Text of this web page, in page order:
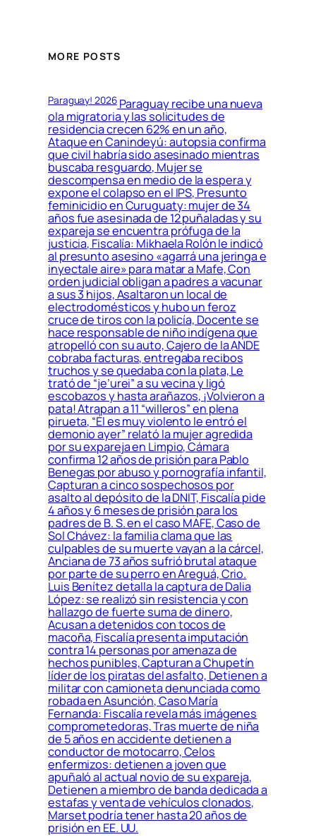
MORE POSTS
Paraguay! 2026Paraguay recibe una nueva
ola migratoria y las solicitudes de
residencia crecen 62% en un año,
Ataque en Canindeyú: autopsia confirma
que civil habría sido asesinado mientras
buscaba resguardo, Mujer se
descompensa en medio de la espera y
expone el colapso en el IPS, Presunto
feminicidio en Curuguaty: mujer de 34
años fue asesinada de 12 puñaladas y su
expareja se encuentra prófuga de la
justicia, Fiscalía: Mikhaela Rolón le indicó
al presunto asesino «agarrá una jeringa e
inyectale aire» para matar a Mafe, Con
orden judicial obligan a padres a vacunar
a sus 3 hijos, Asaltaron un local de
electrodomésticos y hubo un feroz
cruce de tiros con la policía, Docente se
hace responsable de niño indígena que
atropelló con su auto, Cajero de la ANDE
cobraba facturas, entregaba recibos
truchos y se quedaba con la plata, Le
trató de “je’urei” a su vecina y ligó
escobazos y hasta arañazos, ¡Volvieron a
pata! Atrapan a 11 “willeros” en plena
pirueta, “Él es muy violento le entró el
demonio ayer” relató la mujer agredida
por su expareja en Limpio, Cámara
confirma 12 años de prisión para Pablo
Benegas por abuso y pornografía infantil,
Capturan a cinco sospechosos por
asalto al depósito de la DNIT, Fiscalía pide
4 años y 6 meses de prisión para los
padres de B. S. en el caso MAFE, Caso de
Sol Chávez: la familia clama que las
culpables de su muerte vayan a la cárcel,
Anciana de 73 años sufrió brutal ataque
por parte de su perro en Areguá, Crio.
Luis Benítez detalla la captura de Dalia
López: se realizó sin resistencia y con
hallazgo de fuerte suma de dinero,
Acusan a detenidos con tocos de
macoña, Fiscalía presenta imputación
contra 14 personas por amenaza de
hechos punibles, Capturan a Chupetín
líder de los piratas del asfalto, Detienen a
militar con camioneta denunciada como
robada en Asunción, Caso María
Fernanda: Fiscalía revela más imágenes
comprometedoras, Tras muerte de niña
de 5 años en accidente detienen a
conductor de motocarro, Celos
enfermizos: detienen a joven que
apuñaló al actual novio de su expareja,
Detienen a miembro de banda dedicada a
estafas y venta de vehículos clonados,
Marset podría tener hasta 20 años de
prisión en EE. UU.